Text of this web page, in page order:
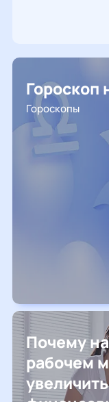
Гороскоп
Гороскопы
Почему
рабочем